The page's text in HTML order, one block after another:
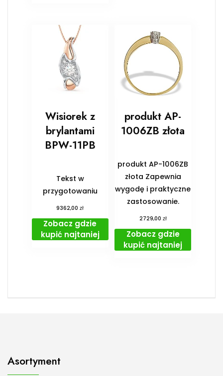
Wisiorek z
brylantami
BPW-11PB
Tekst w
przygotowaniu
9362,00zł
Zobacz gdzie
kupić najtaniej
produkt AP-
1006ZB złota
produkt AP-1006ZB
złota Zapewnia
wygodę i praktyczne
zastosowanie.
2729,00 zł
Zobacz gdzie
kupić najtaniej
Asortyment